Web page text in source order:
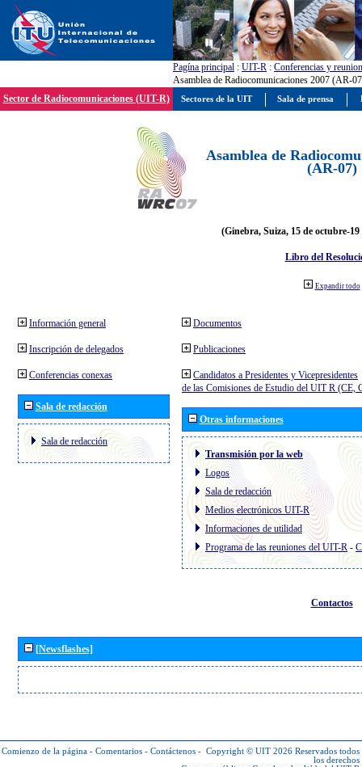
Pagína principal : UIT-R : Conferencias y
Asamblea de Radiocomunicaciones 2007 (AR-
Sector de Radiocomunicaciones (UIT-R)
Asamblea de
(AR-07)
(Ginebra, Suiza, 15 de octubre-19
Libro del
Expandir todo
Información general
Inscripción de delegados
Conferencias conexas
Sala de redacción
Sala de redacción
Documentos
Publicaciones
Candidatos a Presidentes y Vicepresidentes
de las Comisiones de Estudio del UIT R (CE,
Otras informaciones
Transmisión por la web
Logos
Sala de redacción
Medios electrónicos UIT-R
Informaciones de utilidad
Programa de las reuniones del UIT-R-
Contactos
[Newsflashes]
Comienzo de la página - Comentarios - Contáctenos - Copyright © UIT 2026 Reservados todos
los derechos
Sectores de la UIT Sala de prensa